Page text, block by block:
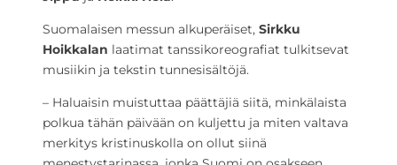
Suomalaisen messun alkuperäiset, Sirkku
Hoikkalan laatimat tanssikoreografiat tulkitsevat
musiikin ja tekstin tunnesisältöjä.
– Haluaisin muistuttaa päättäjiä siitä, minkälaista
polkua tähän päivään on kuljettu ja miten valtava
merkitys kristinuskolla on ollut siinä